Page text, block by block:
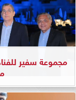
مجموعة سفير